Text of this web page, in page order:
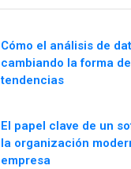
Cómo el análisis de
cambiando la forma
tendencias
El papel clave de un
la organización
empresa